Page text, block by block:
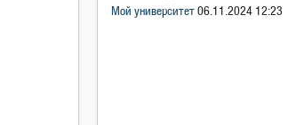
Мой университет 06.11.2024 12:23